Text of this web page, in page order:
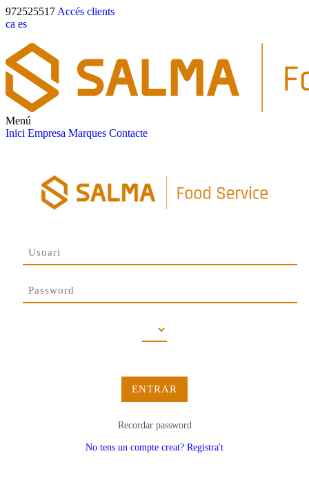
972525517 Accés clients
ca es
Menú
Inici Empresa Marques Contacte
ENTRAR
Recordar password
No tens un compte creat? Registra't